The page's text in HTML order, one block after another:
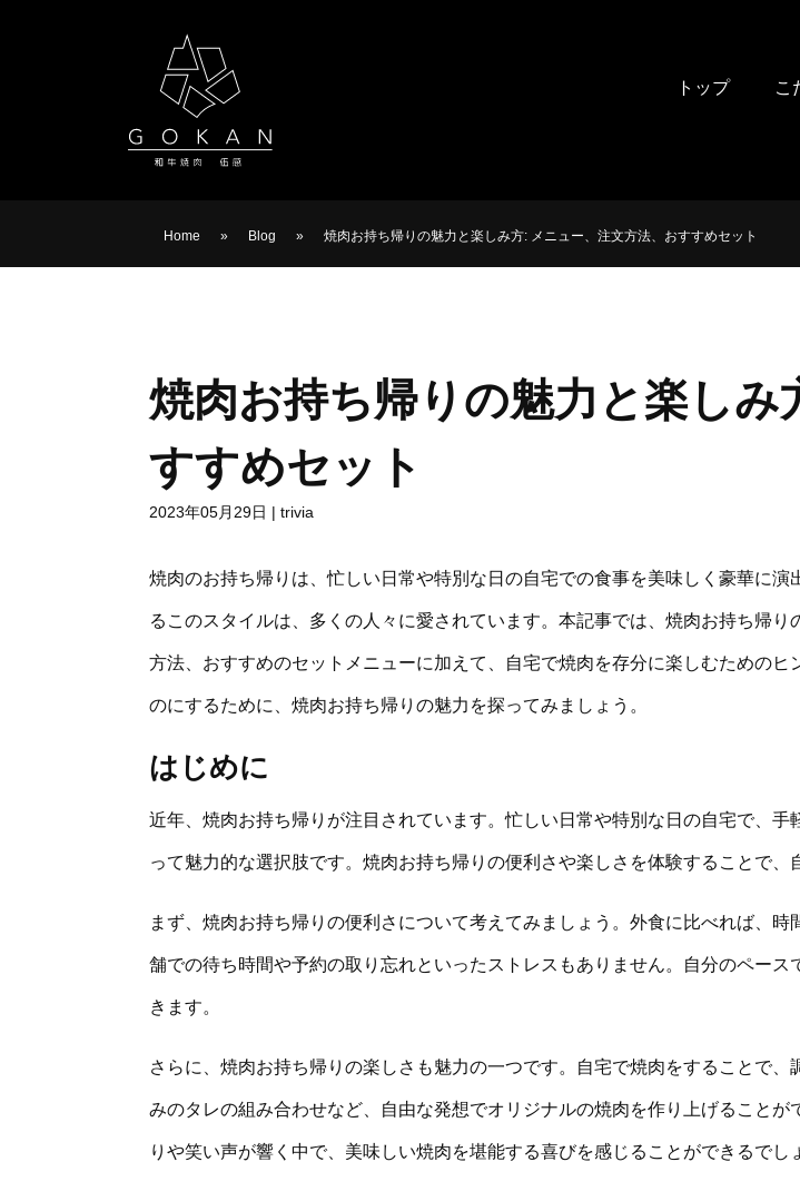
トップ こ
Home » Blog » 焼肉お持ち帰りの魅力と楽しみ方: メニュー、注文方法、おすすめセット
焼肉お持ち帰りの魅力と楽し
すすめセット
2023年05月29日 |trivia
焼肉のお持ち帰りは、忙しい日常や特別な日の自宅での食事を美味しく豪華に
るこのスタイルは、多くの人々に愛されています。本記事では、焼肉お持ち帰
方法、おすすめのセットメニューに加えて、自宅で焼肉を存分に楽しむための
のにするために、焼肉お持ち帰りの魅力を探ってみましょう。
はじめに
近年、焼肉お持ち帰りが注目されています。忙しい日常や特別な日の自宅で、
って魅力的な選択肢です。焼肉お持ち帰りの便利さや楽しさを体験することで
まず、焼肉お持ち帰りの便利さについて考えてみましょう。外食に比べれば、
舗での待ち時間や予約の取り忘れといったストレスもありません。自分のペー
きます。
さらに、焼肉お持ち帰りの楽しさも魅力の一つです。自宅で焼肉をすることで
みのタレの組み合わせなど、自由な発想でオリジナルの焼肉を作り上げること
りや笑い声が響く中で、美味しい焼肉を堪能する喜びを感じることができるでし